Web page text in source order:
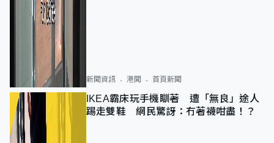
新聞資訊 港聞 首頁新聞
IKEA霸床玩手機瞓著 遭「無良」途人
踢走雙鞋 網民驚訝：冇著襪咁盡！？